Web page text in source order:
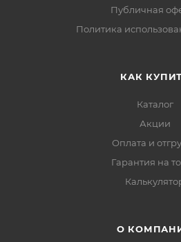
Публичная
Политика
КАК
Каталог
Акции
Оплата и
Гарантия на
О